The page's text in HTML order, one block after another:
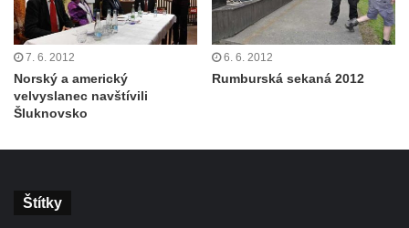
7. 6. 2012
Norský a americký
velvyslanec navštívili
Šluknovsko
6. 6. 2012
Rumburská sekaná 2012
Štítky